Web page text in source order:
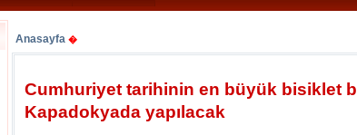
Anasayfa �
Cumhuriyet tarihinin en büyük bisiklet
Kapadokyada yapılacak